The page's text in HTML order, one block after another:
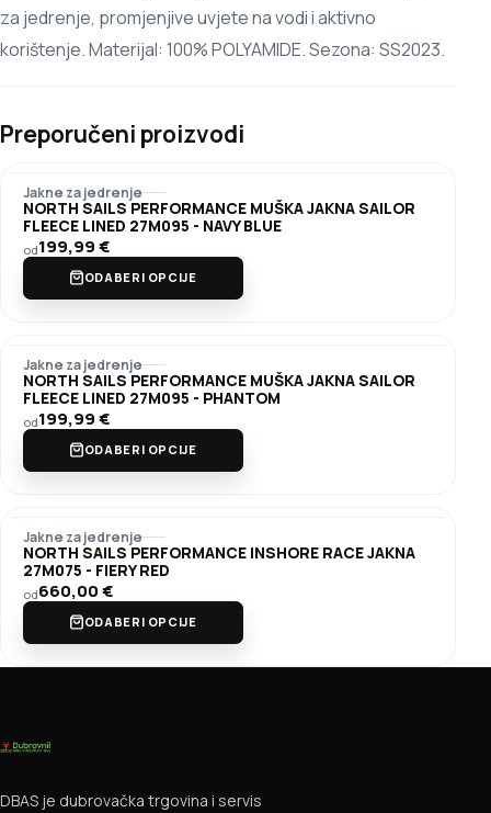
za jedrenje, promjenjive uvjete na vodi i aktivno
korištenje. Materijal: 100% POLYAMIDE. Sezona: SS2023.
Preporučeni proizvodi
Jakne za jedrenje
NORTH SAILS PERFORMANCE MUŠKA JAKNA SAILOR
FLEECE LINED 27M095 - NAVY BLUE
od199,99€
ODABERI OPCIJE
Jakne za jedrenje
NORTH SAILS PERFORMANCE MUŠKA JAKNA SAILOR
FLEECE LINED 27M095 - PHANTOM
od199,99€
ODABERI OPCIJE
Jakne za jedrenje
NORTH SAILS PERFORMANCE INSHORE RACE JAKNA
27M075 - FIERY RED
od660,00€
ODABERI OPCIJE
DBAS je dubrovačka trgovina i servis